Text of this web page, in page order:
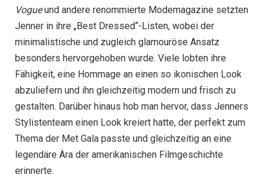
Vogueund andere renommierte Modemagazine setzten
Jenner in ihre „Best Dressed“-Listen, wobei der
minimalistische und zugleich glamouröse Ansatz
besonders hervorgehoben wurde. Viele lobten ihre
Fähigkeit, eine Hommage an einen so ikonischen Look
abzuliefern und ihn gleichzeitig modern und frisch zu
gestalten. Darüber hinaus hob man hervor, dass Jenners
Stylistenteam einen Look kreiert hatte, der perfekt zum
Thema der Met Gala passte und gleichzeitig an eine
legendäre Ära der amerikanischen Filmgeschichte
erinnerte.